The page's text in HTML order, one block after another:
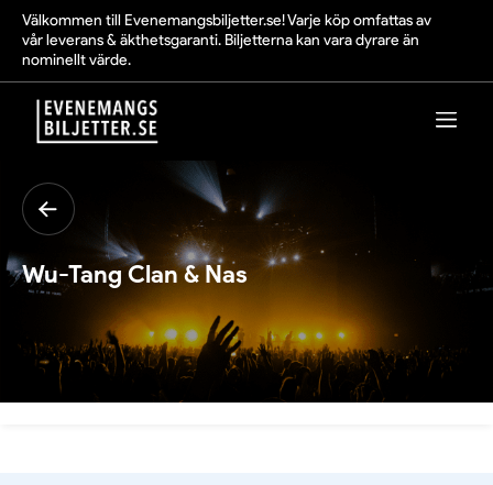
Välkommen till Evenemangsbiljetter.se! Varje köp omfattas av
vår leverans & äkthetsgaranti. Biljetterna kan vara dyrare än
nominellt värde.
Wu-Tang Clan & Nas